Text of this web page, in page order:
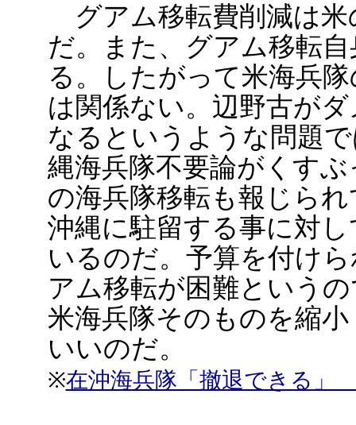
グアム移転費削減は米
だ。また、グアム移転
る。したがって米海兵
は関係ない。辺野古が
なるというような問題
縄海兵隊不要論がくす
の海兵隊移転も報じら
沖縄に駐留する事に対
いるのだ。予算を付け
アム移転が困難という
米海兵隊そのものを縮
いいのだ。
※在沖海兵隊「撤退できる」